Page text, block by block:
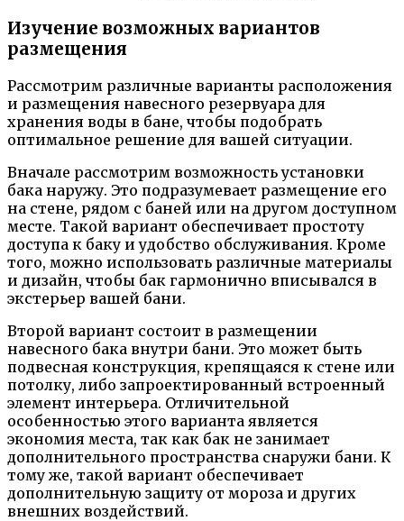
Изучение возможных вариантов
размещения
Рассмотрим различные варианты расположения
и размещения навесного резервуара для
хранения воды в бане, чтобы подобрать
оптимальное решение для вашей ситуации.
Вначале рассмотрим возможность установки
бака наружу. Это подразумевает размещение его
на стене, рядом с баней или на другом доступном
месте. Такой вариант обеспечивает простоту
доступа к баку и удобство обслуживания. Кроме
того, можно использовать различные материалы
и дизайн, чтобы бак гармонично вписывался в
экстерьер вашей бани.
Второй вариант состоит в размещении
навесного бака внутри бани. Это может быть
подвесная конструкция, крепящаяся к стене или
потолку, либо запроектированный встроенный
элемент интерьера. Отличительной
особенностью этого варианта является
экономия места, так как бак не занимает
дополнительного пространства снаружи бани. К
тому же, такой вариант обеспечивает
дополнительную защиту от мороза и других
внешних воздействий.